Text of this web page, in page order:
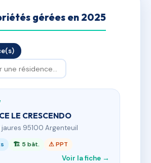
gérées en 2025
LE CRESCENDO
jaures 95100 Argenteuil
🏗 5 bât. ⚠ PPT
Voir la fiche →